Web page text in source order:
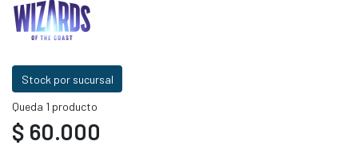
Stock por sucursal
Queda 1 producto
$ 60.000